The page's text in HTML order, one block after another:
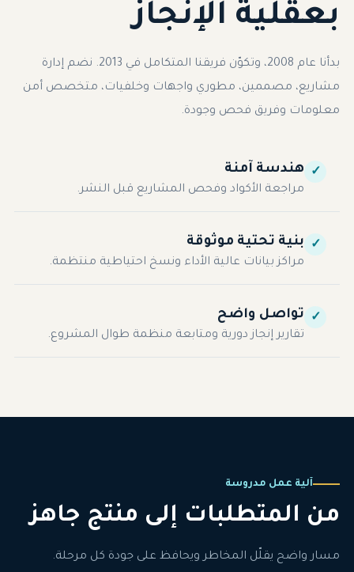
بعقلية الإنجاز
بدأنا عام 2008، وتكوّن فريقنا المتكامل في 2013. نضم إدارة
مشاريع، مصممين، مطوري واجهات وخلفيات، متخصص أمن
معلومات وفريق فحص وجودة.
✓ هندسة آمنة
مراجعة الأكواد وفحص المشاريع قبل النشر.
✓ بنية تحتية موثوقة
مراكز بيانات عالية الأداء ونسخ احتياطية منتظمة.
✓ تواصل واضح
تقارير إنجاز دورية ومتابعة منظمة طوال المشروع.
آلية عمل مدروسة
من المتطلبات إلى منتج جاهز
مسار واضح يقلّل المخاطر ويحافظ على جودة كل مرحلة.